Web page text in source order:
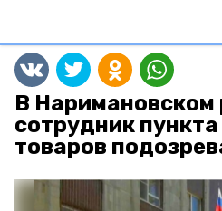
В Наримановском
сотрудник
товаров